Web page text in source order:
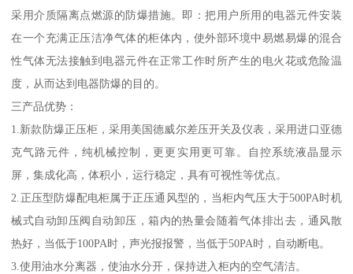
采用介质隔离点燃源的防爆措施。即：把用户所用的电器元件安装
在一个充满正压洁净气体的柜体内，使外部环境中易燃易爆的混合
性气体无法接触到电器元件在正常工作时所产生的电火花或危险温
度，从而达到电器防爆的目的。
三产品优势：
1.新款防爆正压柜，采用美国德威尔差压开关及仪表，采用进口亚德
克气路元件，纯机械控制，更更实用更可靠。自控系统液晶显示
屏，集成化高，体积小，运行稳定，具有可视性等优点。
2.正压型防爆配电柜属于正压通风型的，当柜内气压大于500PA时机
械式自动卸压阀自动卸压，箱内的热量会随着气体排出去，通风散
热好，当低于100PA时，声光报报警，当低于50PA时，自动断电。
3.使用油水分离器，使油水分开，保持进入柜内的空气清洁。